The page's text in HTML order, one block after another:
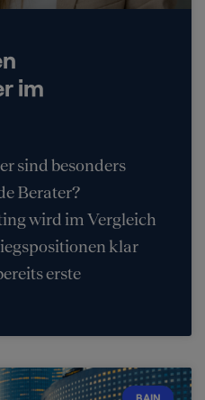
im
sind besonders
Berater?
wird im Vergleich
klar
erste
BAIN